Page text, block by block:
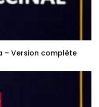
– Version complète